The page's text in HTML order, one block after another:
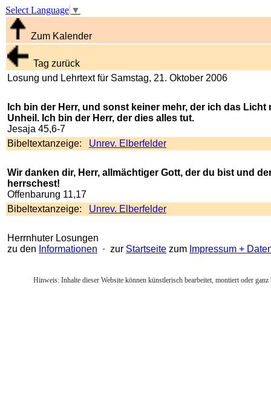
Select Language ▼
Zum Kalender
Tag zurück
Losung und Lehrtext für Samstag, 21. Oktober 2006
Ich bin der Herr, und sonst keiner mehr, der ich das
Unheil. Ich bin der Herr, der dies alles tut.
Jesaja 45,6-7
Bibeltextanzeige: Unrev. Elberfelder
Wir danken dir, Herr, allmächtiger Gott, der du bist und
herrschest!
Offenbarung 11,17
Bibeltextanzeige: Unrev. Elberfelder
Herrnhuter Losungen
zu den Informationen · zur Startseite zum Impressum +
Hinweis: Inhalte dieser Website können künstlerisch bearbeitet, montiert oder